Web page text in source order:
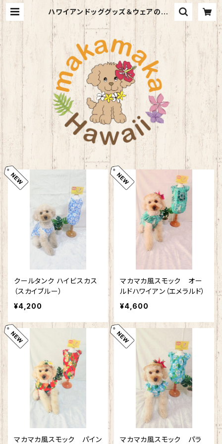
ハワイアンドッググッズ＆ウェアのma
kamakaHawaii
クールタンク ハイビスカス
（スカイブルー）
¥4,200
マカマカ風スモック オー
ルドハワイアン（エメラルド）
¥4,600
マカマカ風スモック パイン
マカマカ風スモック パラ